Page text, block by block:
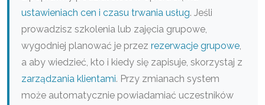
ustawieniach cen i czasu trwania usług. Jeśli
prowadzisz szkolenia lub zajęcia grupowe,
wygodniej planować je przez rezerwacje grupowe,
a aby wiedzieć, kto i kiedy się zapisuje, skorzystaj z
zarządzania klientami. Przy zmianach system
może automatycznie powiadamiać uczestników